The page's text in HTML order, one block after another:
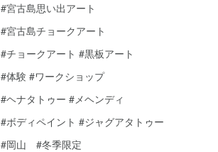
#宮古島思い出アート
#宮古島チョークアート
#チョークアート #黒板アート
#体験 #ワークショップ
#ヘナタトゥー #メヘンディ
#ボディペイント #ジャグアタトゥー
#岡山 #冬季限定